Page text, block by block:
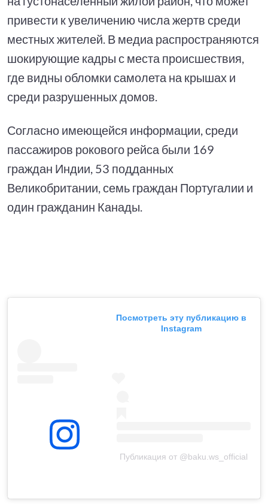
привести к увеличению числа жертв среди
местных жителей. В медиа распространяются
шокирующие кадры с места происшествия,
где видны обломки самолета на крышах и
среди разрушенных домов.
Согласно имеющейся информации, среди
пассажиров рокового рейса были 169
граждан Индии, 53 подданных
Великобритании, семь граждан Португалии и
один гражданин Канады.
Посмотреть эту публикацию в
Instagram
Публикация от @baku.ws_official